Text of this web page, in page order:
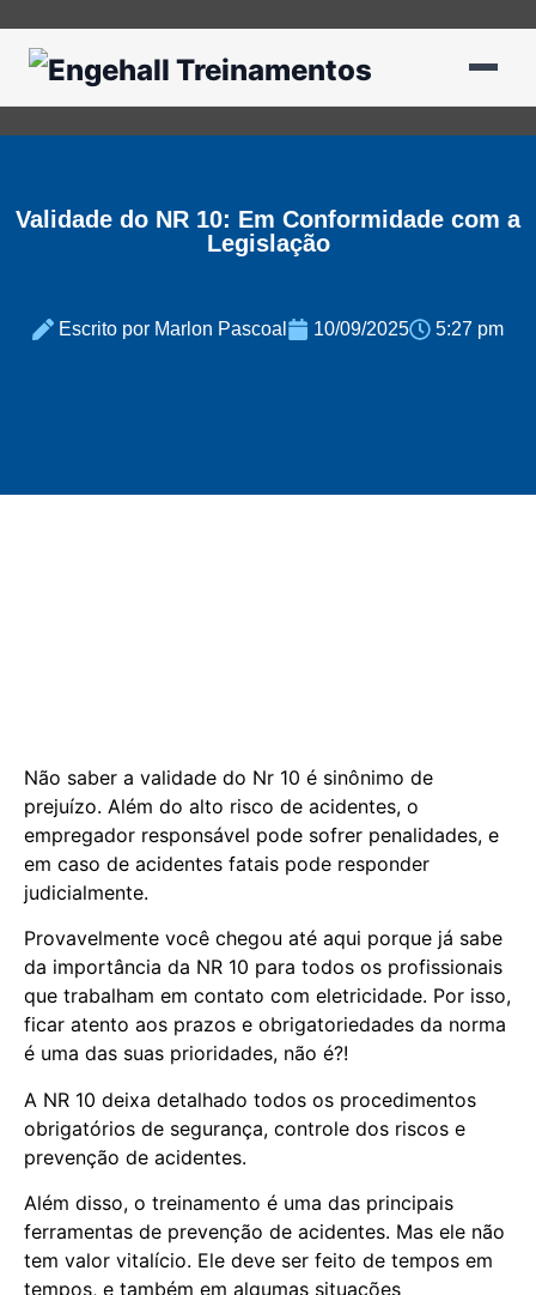
Validade do NR 10: Em Conformidade com a
Legislação
Escrito por Marlon Pascoal 10/09/2025 5:27 pm
Não saber a validade do Nr 10 é sinônimo de
prejuízo. Além do alto risco de acidentes, o
empregador responsável pode sofrer penalidades, e
em caso de acidentes fatais pode responder
judicialmente.
Provavelmente você chegou até aqui porque já sabe
da importância da NR 10 para todos os profissionais
que trabalham em contato com eletricidade. Por isso,
ficar atento aos prazos e obrigatoriedades da norma
é uma das suas prioridades, não é?!
A NR 10 deixa detalhado todos os procedimentos
obrigatórios de segurança, controle dos riscos e
prevenção de acidentes.
Além disso, o treinamento é uma das principais
ferramentas de prevenção de acidentes. Mas ele não
tem valor vitalício. Ele deve ser feito de tempos em
tempos, e também em algumas situações